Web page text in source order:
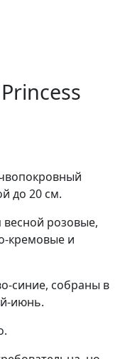
до 20 см.
весной розовые,
кремовые и
синие, собраны в
июнь.